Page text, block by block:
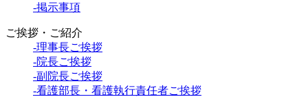
-掲示事項
ご挨拶・ご紹介
-理事長ご挨拶
-院長ご挨拶
-副院長ご挨拶
-看護部長・看護執行責任者ご挨拶